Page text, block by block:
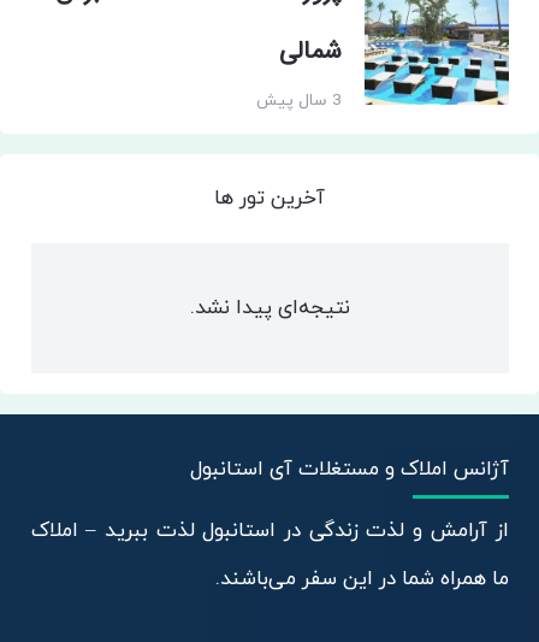
شمالی
3 سال پیش
آخرین تور ها
نتیجه‌ای پیدا نشد.
آژانس املاک و مستغلات آی استانبول
از آرامش و لذت زندگی در استانبول لذت ببرید – املاک
ما همراه شما در این سفر می‌باشند.